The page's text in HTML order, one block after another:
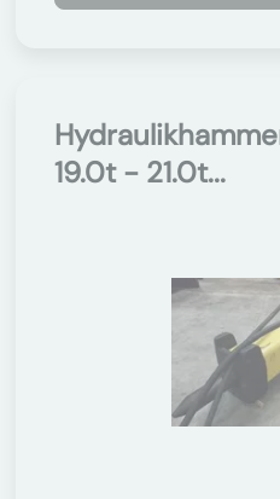
19.0t - 21.0t...